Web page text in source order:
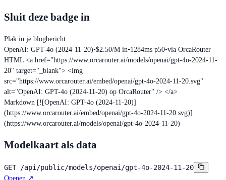
Sluit deze badge in
Plak in je blogbericht
OpenAI: GPT-4o (2024-11-20)•$2.50/M in•1284ms p50•via OrcaRouter
HTML <a href="https://www.orcarouter.ai/models/openai/gpt-4o-2024-11-
20" target="_blank"> <img
src="https://www.orcarouter.ai/embed/openai/gpt-4o-2024-11-20.svg"
alt="OpenAI: GPT-4o (2024-11-20) op OrcaRouter" /> </a>
Markdown [![OpenAI: GPT-4o (2024-11-20)]
(https://www.orcarouter.ai/embed/openai/gpt-4o-2024-11-20.svg)]
(https://www.orcarouter.ai/models/openai/gpt-4o-2024-11-20)
Modelkaart als data
GET /api/public/models/openai/gpt-4o-2024-11-20
Openen ↗